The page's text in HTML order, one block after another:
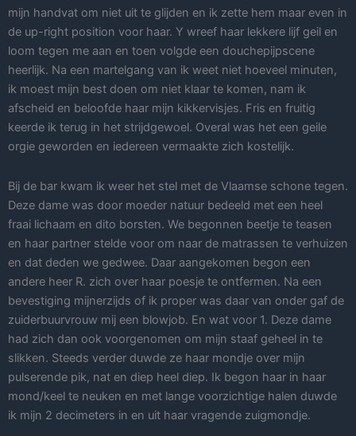
mijn handvat om niet uit te glijden en ik zette hem maar even in
de up-right position voor haar. Y wreef haar lekkere lijf geil en
loom tegen me aan en toen volgde een douchepijpscene
heerlijk. Na een martelgang van ik weet niet hoeveel minuten,
ik moest mijn best doen om niet klaar te komen, nam ik
afscheid en beloofde haar mijn kikkervisjes. Fris en fruitig
keerde ik terug in het strijdgewoel. Overal was het een geile
orgie geworden en iedereen vermaakte zich kostelijk.
Bij de bar kwam ik weer het stel met de Vlaamse schone tegen.
Deze dame was door moeder natuur bedeeld met een heel
fraai lichaam en dito borsten. We begonnen beetje te teasen
en haar partner stelde voor om naar de matrassen te verhuizen
en dat deden we gedwee. Daar aangekomen begon een
andere heer R. zich over haar poesje te ontfermen. Na een
bevestiging mijnerzijds of ik proper was daar van onder gaf de
zuiderbuurvrouw mij een blowjob. En wat voor 1. Deze dame
had zich dan ook voorgenomen om mijn staaf geheel in te
slikken. Steeds verder duwde ze haar mondje over mijn
pulserende pik, nat en diep heel diep. Ik begon haar in haar
mond/keel te neuken en met lange voorzichtige halen duwde
ik mijn 2 decimeters in en uit haar vragende zuigmondje.